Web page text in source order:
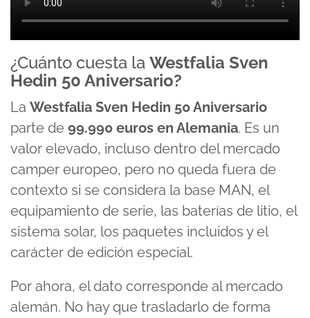
¿Cuánto cuesta la Westfalia Sven
Hedin 50 Aniversario?
La Westfalia Sven Hedin 50 Aniversario
parte de 99.990 euros en Alemania. Es un
valor elevado, incluso dentro del mercado
camper europeo, pero no queda fuera de
contexto si se considera la base MAN, el
equipamiento de serie, las baterías de litio, el
sistema solar, los paquetes incluidos y el
carácter de edición especial.
Por ahora, el dato corresponde al mercado
alemán. No hay que trasladarlo de forma